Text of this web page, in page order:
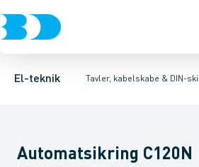
El-teknik Tavler, kabelskabe & DIN-
Afbrydere, stikkontakter &
Tavler, kapsling og rackskabe
KombiafbryderFejlstrømsmodul
Automatsikring C120N